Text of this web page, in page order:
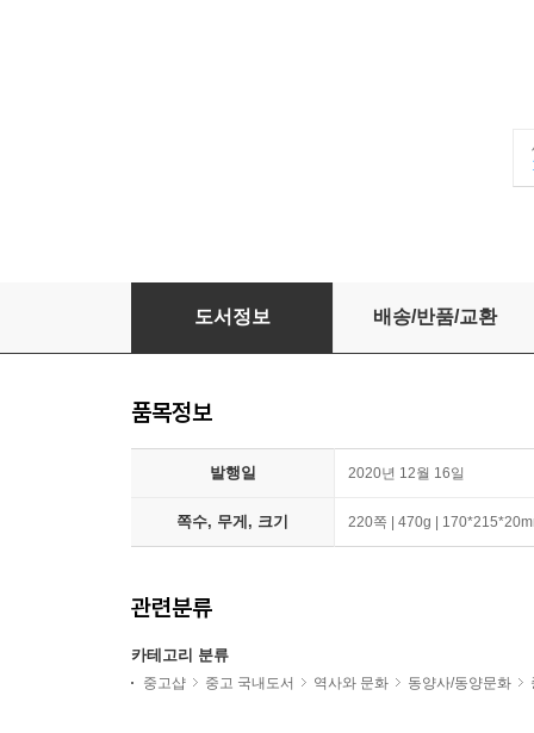
삼국지톡 2
도서정보 배송/반품/교환
품목정보
발행일 2020년 12월 16일
쪽수, 무게, 크기 220쪽 | 470g |
관련분류
카테고리 분류
중고샵 중고 국내도서 역사와 문화 동양사/동양문화